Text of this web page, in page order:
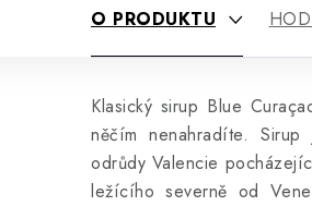
O PRODUKTU
Klasický sirup Blue
něčím nenahradíte.
odrůdy Valencie
ležícího severně od